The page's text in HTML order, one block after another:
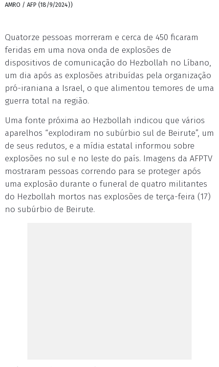
AMRO / AFP (18/9/2024))
Quatorze pessoas morreram e cerca de 450 ficaram
feridas em uma nova onda de explosões de
dispositivos de comunicação do Hezbollah no Líbano,
um dia após as explosões atribuídas pela organização
pró-iraniana a Israel, o que alimentou temores de uma
guerra total na região.
Uma fonte próxima ao Hezbollah indicou que vários
aparelhos “explodiram no subúrbio sul de Beirute”, um
de seus redutos, e a mídia estatal informou sobre
explosões no sul e no leste do país. Imagens da AFPTV
mostraram pessoas correndo para se proteger após
uma explosão durante o funeral de quatro militantes
do Hezbollah mortos nas explosões de terça-feira (17)
no subúrbio de Beirute.